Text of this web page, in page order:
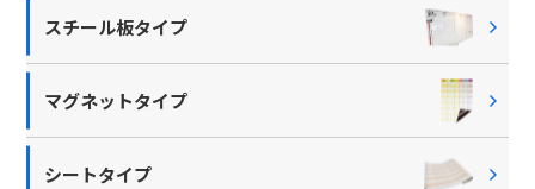
スチール板タイプ
マグネットタイプ
シートタイプ